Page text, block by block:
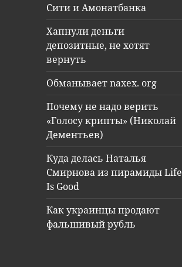
Сити и Амонатбанка
Хапнули деньги
депозитные, не хотят
вернуть
Обманывает naxex. org
Почему не надо верить
«Голосу крипты» (Николай
Дементьев)
Куда делась Наталья
Смирнова из пирамиды Life
Is Good
Как украинцы продают
фальшивый рубль